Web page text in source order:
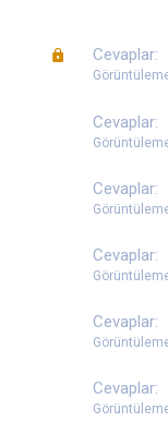
Cevaplar
Cevaplar
Cevaplar
Cevaplar
Cevaplar
Cevaplar